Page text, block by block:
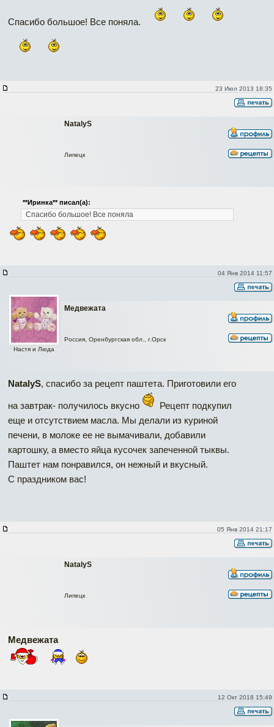
Спасибо большое! Все поняла.
23 Июл 2013 18:35
NatalyS
Липецк
**Иринка** писал(а):
Спасибо большое! Все поняла
04 Янв 2014 11:57
Медвежата
Настя и Люда
Россия, Оренбургская обл., г.Орск
NatalyS, спасибо за рецепт паштета. Приготовили его
на завтрак- получилось вкусно
Рецепт подкупил
еще и отсутствием масла. Мы делали из куриной
печени, в молоке ее не вымачивали, добавили
картошку, а вместо яйца кусочек запеченной тыквы.
Паштет нам понравился, он нежный и вкусный.
С праздником вас!
05 Янв 2014 21:17
NatalyS
Липецк
Медвежата
12 Окт 2018 15:49